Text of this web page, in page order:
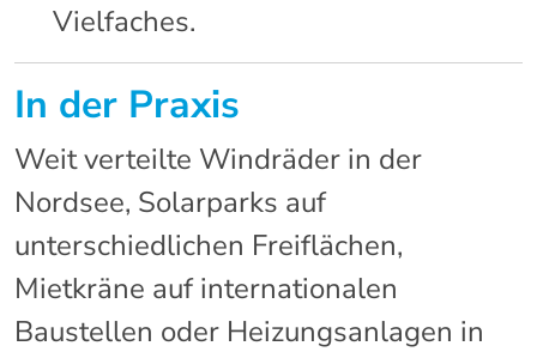
Vielfaches.
In der Praxis
Weit verteilte Windräder in der
Nordsee, Solarparks auf
unterschiedlichen Freiflächen,
Mietkräne auf internationalen
Baustellen oder Heizungsanlagen in